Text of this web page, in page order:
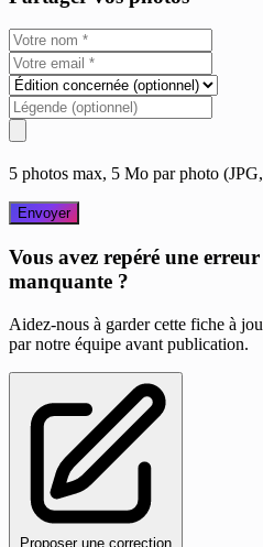
5 photos max, 5 Mo par photo
Envoyer
Vous avez repéré une
manquante ?
Aidez-nous à garder cette fiche à
par notre équipe avant publication.
Proposer une correction